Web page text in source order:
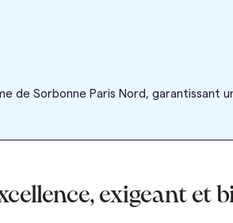
de Sorbonne Paris Nord, garantissant
exigeant et